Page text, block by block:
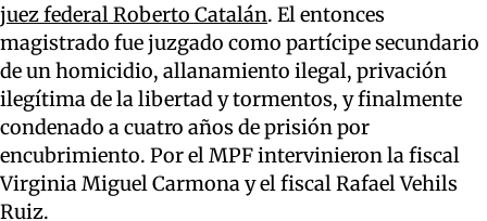
juez federal Roberto Catalán. El entonces
magistrado fue juzgado como partícipe secundario
de un homicidio, allanamiento ilegal, privación
ilegítima de la libertad y tormentos, y finalmente
condenado a cuatro años de prisión por
encubrimiento. Por el MPF intervinieron la fiscal
Virginia Miguel Carmona y el fiscal Rafael Vehils
Ruiz.